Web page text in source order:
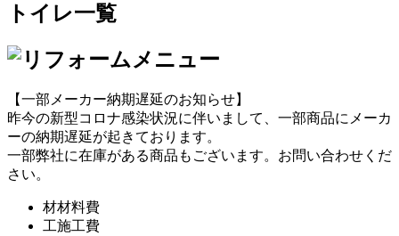
トイレ一覧
【一部メーカー納期遅延のお知らせ】
昨今の新型コロナ感染状況に伴いまして、一部商品にメーカ
ーの納期遅延が起きております。
一部弊社に在庫がある商品もございます。お問い合わせくだ
さい。
材材料費
工施工費